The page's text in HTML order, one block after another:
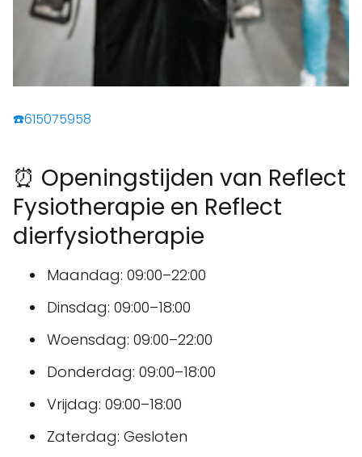
☎️615075958
⏰ Openingstijden van Reflect
Fysiotherapie en Reflect
dierfysiotherapie
Maandag: 09:00–22:00
Dinsdag: 09:00–18:00
Woensdag: 09:00–22:00
Donderdag: 09:00–18:00
Vrijdag: 09:00–18:00
Zaterdag: Gesloten